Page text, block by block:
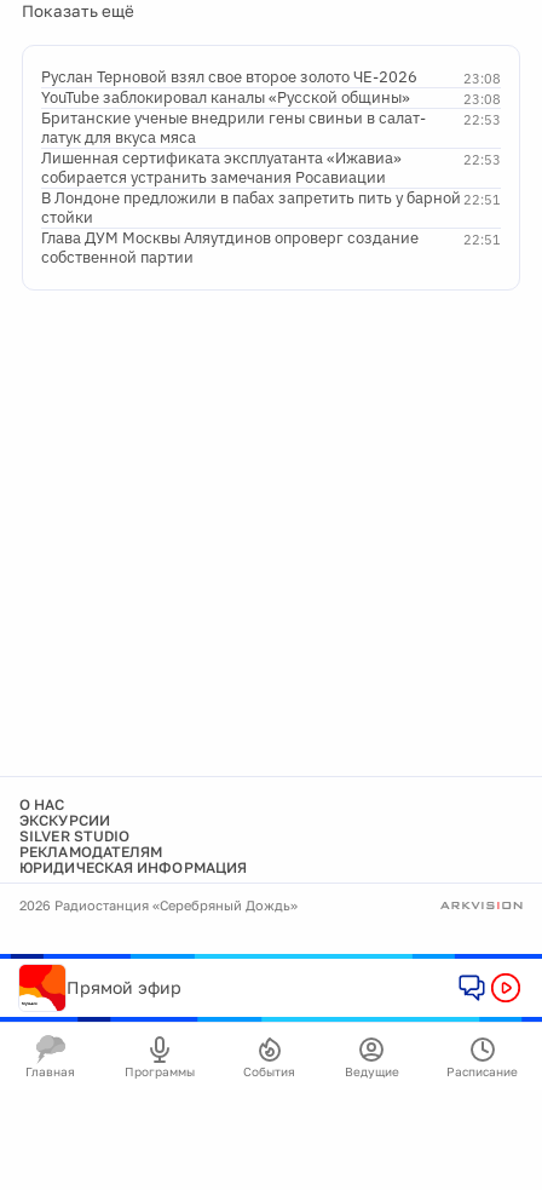
Показать ещё
23:08
Руслан Терновой взял свое второе золото ЧЕ-2026
23:08
YouTube заблокировал каналы «Русской общины»
22:53
Британские ученые внедрили гены свиньи в салат-
латук для вкуса мяса
22:53
Лишенная сертификата эксплуатанта «Ижавиа»
собирается устранить замечания Росавиации
22:51
В Лондоне предложили в пабах запретить пить у барной
стойки
22:51
Глава ДУМ Москвы Аляутдинов опроверг создание
собственной партии
О НАС
ЭКСКУРСИИ
SILVER STUDIO
РЕКЛАМОДАТЕЛЯМ
ЮРИДИЧЕСКАЯ ИНФОРМАЦИЯ
2026 Радиостанция «Серебряный Дождь»
Прямой эфир
Главная Программы События Ведущие Расписание